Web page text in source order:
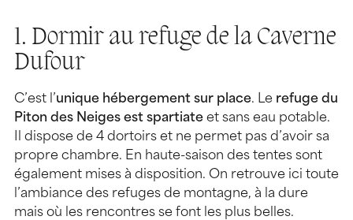
1. Dormir au refuge de la Caverne
Dufour
C’est l’unique hébergement sur place. Le refuge du
Piton des Neiges est spartiate et sans eau potable.
Il dispose de 4 dortoirs et ne permet pas d’avoir sa
propre chambre. En haute-saison des tentes sont
également mises à disposition. On retrouve ici toute
l’ambiance des refuges de montagne, à la dure
mais où les rencontres se font les plus belles.